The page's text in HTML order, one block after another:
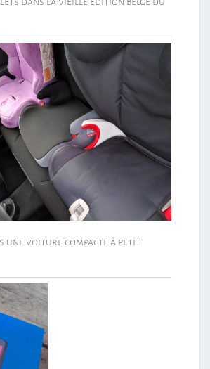
une voiture compacte à petit